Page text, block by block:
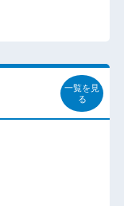
一覧を見
る